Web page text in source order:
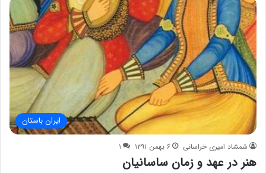
ایران باستان
شمشاد امیری خراسانی ۶ بهمن ۱۳۹۱ ۱
هنر در عهد و زمان ساسانیان